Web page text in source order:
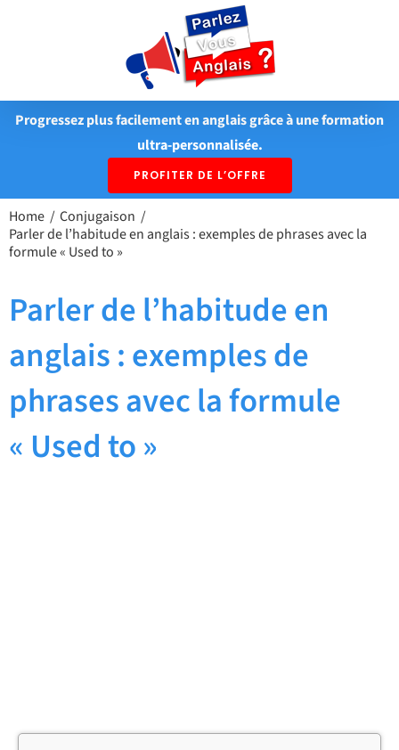
Progressez plus facilement en anglais grâce à une formation
ultra-personnalisée.
PROFITER DE L’OFFRE
Home
Conjugaison
Parler de l’habitude en anglais : exemples de phrases avec la
formule « Used to »
Parler de l’habitude en
anglais : exemples de
phrases avec la formule
« Used to »